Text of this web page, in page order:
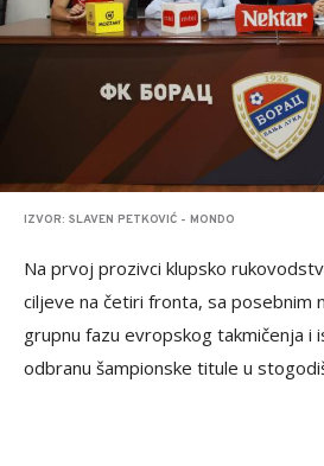
IZVOR: SLAVEN PETKOVIĆ - MONDO
Na prvoj prozivci klupsko
ciljeve na četiri fronta, sa posebnim
grupnu fazu evropskog takmičenja i
odbranu šampionske titule u